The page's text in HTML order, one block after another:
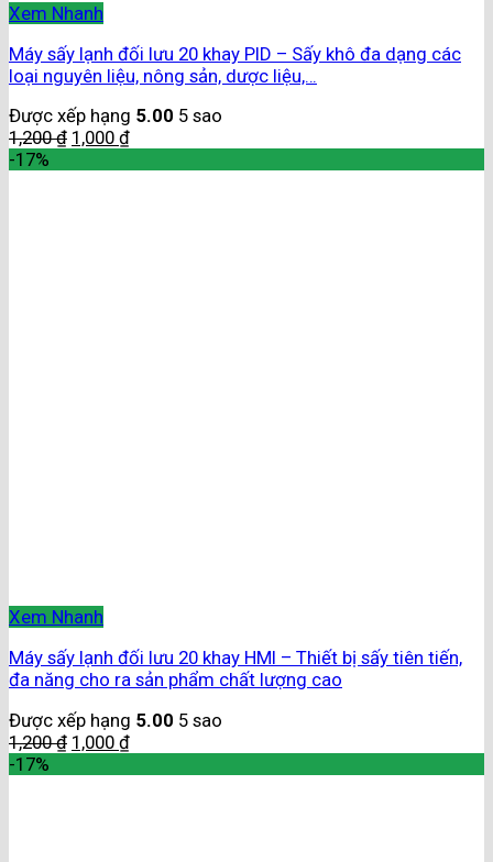
Xem Nhanh
Máy sấy lạnh đối lưu 20 khay PID – Sấy khô đa dạng các
loại nguyên liệu, nông sản, dược liệu,…
Được xếp hạng 5.00 5 sao
1,200₫ 1,000 ₫
-17%
Xem Nhanh
Máy sấy lạnh đối lưu 20 khay HMI – Thiết bị sấy tiên tiến,
đa năng cho ra sản phẩm chất lượng cao
Được xếp hạng 5.00 5 sao
1,200₫ 1,000 ₫
-17%